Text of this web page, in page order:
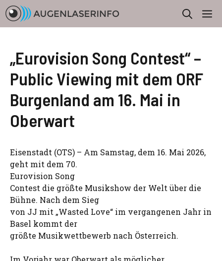
Zum
Inhalt
springen
„Eurovision Song Contest“ –
Public Viewing mit dem ORF
Burgenland am 16. Mai in
Oberwart
Eisenstadt (OTS) – Am Samstag, dem 16. Mai 2026,
geht mit dem 70.
Eurovision Song
Contest die größte Musikshow der Welt über die
Bühne. Nach dem Sieg
von JJ mit „Wasted Love“ im vergangenen Jahr in
Basel kommt der
größte Musikwettbewerb nach Österreich.